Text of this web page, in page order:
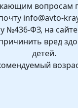
info@avto-
№436-ФЗ, на
вред
детей.